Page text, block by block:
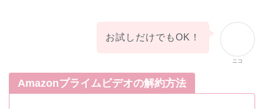
ニコ
お試しだけでもOK！
Amazonプライムビデオの解約方法